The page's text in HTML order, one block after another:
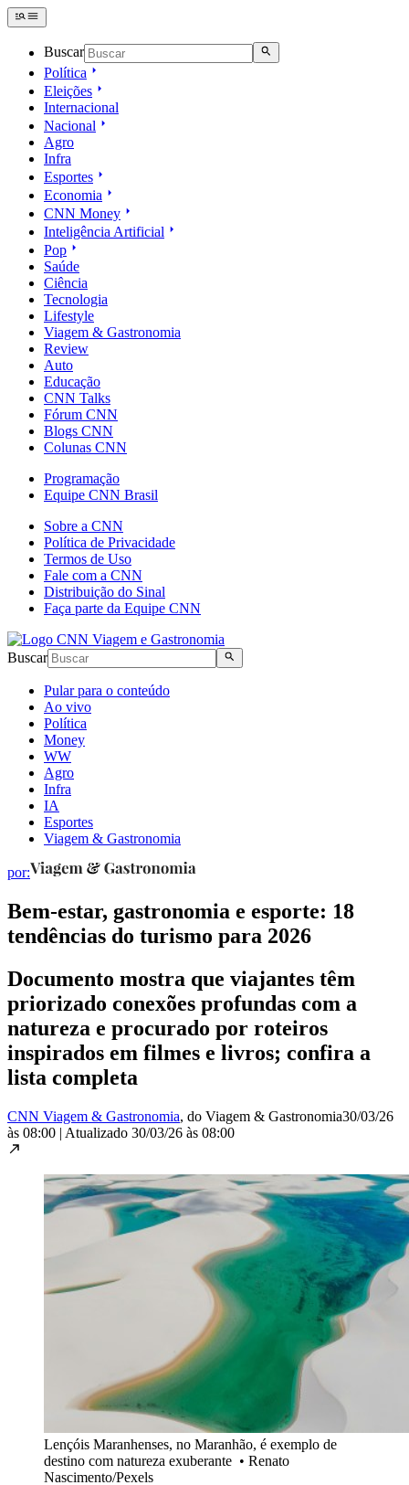
Buscar
Política
Eleições
Internacional
Nacional
Agro
Infra
Esportes
Economia
CNN Money
Inteligência Artificial
Pop
Saúde
Ciência
Tecnologia
Lifestyle
Viagem & Gastronomia
Review
Auto
Educação
CNN Talks
Fórum CNN
Blogs CNN
Colunas CNN
Programação
Equipe CNN Brasil
Sobre a CNN
Política de Privacidade
Termos de Uso
Fale com a CNN
Distribuição do Sinal
Faça parte da Equipe CNN
Buscar
Pular para o conteúdo
Ao vivo
Política
Money
WW
Agro
Infra
IA
Esportes
Viagem & Gastronomia
por:
Bem-estar, gastronomia e esporte: 18
tendências do turismo para 2026
Documento mostra que viajantes têm
priorizado conexões profundas com a
natureza e procurado por roteiros
inspirados em filmes e livros; confira a
lista completa
CNN Viagem & Gastronomia, do Viagem & Gastronomia30/03/26
às 08:00 | Atualizado 30/03/26 às 08:00
Lençóis Maranhenses, no Maranhão, é exemplo de
destino com natureza exuberante • Renato
Nascimento/Pexels